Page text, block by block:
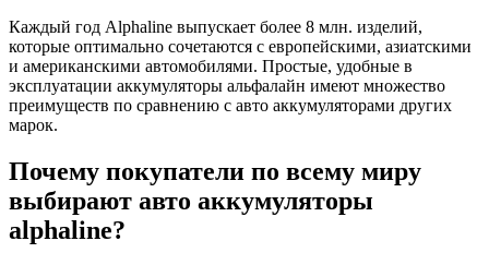
Каждый год Alphaline выпускает более 8 млн. изделий,
которые оптимально сочетаются с европейскими, азиатскими
и американскими автомобилями. Простые, удобные в
эксплуатации аккумуляторы альфалайн имеют множество
преимуществ по сравнению с авто аккумуляторами других
марок.
Почему покупатели по всему миру
выбирают авто аккумуляторы
alphaline?